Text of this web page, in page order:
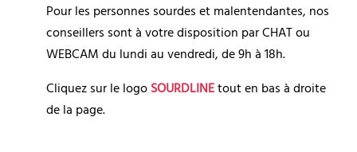
Pour les personnes sourdes et malentendantes, nos
conseillers sont à votre disposition par CHAT ou
WEBCAM du lundi au vendredi, de 9h à 18h.
Cliquez sur le logo SOURDLINE tout en bas à droite
de la page.